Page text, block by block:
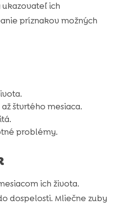
ukazovateľ ich
príznakov možných
štvrtého mesiaca.
problémy.
ich života.
dospelosti. Mliečne zuby